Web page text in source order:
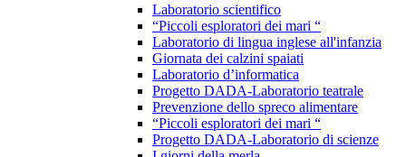
Laboratorio scientifico
“Piccoli esploratori dei mari “
Laboratorio di lingua inglese all'infanzia
Giornata dei calzini spaiati
Laboratorio d’informatica
Progetto DADA-Laboratorio teatrale
Prevenzione dello spreco alimentare
“Piccoli esploratori dei mari “
Progetto DADA-Laboratorio di scienze